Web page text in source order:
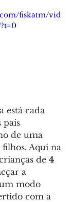
fiskatm/vid
está cada
pais
de uma
Aqui na
de 4
a
modo
com a